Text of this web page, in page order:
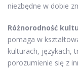
niezbędne w dobie
Różnorodność
pomaga w
kulturach, językach,
porozumienie się z